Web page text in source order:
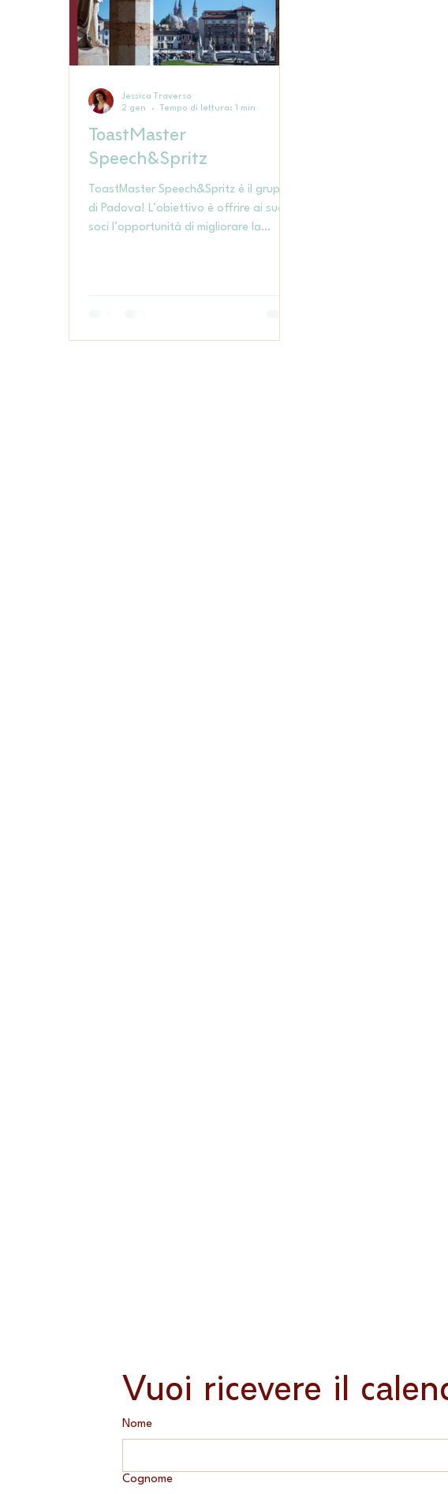
Vuoi ricevere il
Nome
Cognome
ToastMaster
Speech&Spritz
ToastMaster Speech&Spritz è il gruppo
di Padova! L’obiettivo è offrire ai suoi
soci l’opportunità di migliorare la
Jessica Traverso
2 gen
Tempo di lettura: 1 min